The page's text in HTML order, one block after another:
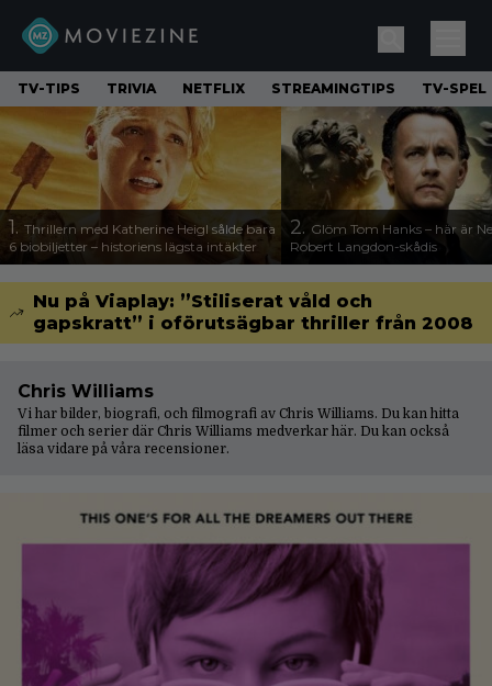
TV-TIPS TRIVIA NETFLIX STREAMINGTIPS TV-SPEL
1. Thrillern med Katherine Heigl sålde bara
6 biobiljetter – historiens lägsta intäkter
2. Glöm Tom Hanks – här är
Robert Langdon-skådis
Nu på Viaplay: ”Stiliserat våld och
gapskratt” i oförutsägbar thriller från 2008
Chris Williams
Vi har bilder, biografi, och filmografi av Chris Williams. Du kan hitta
filmer och serier där Chris Williams medverkar här. Du kan också
läsa vidare på våra recensioner.